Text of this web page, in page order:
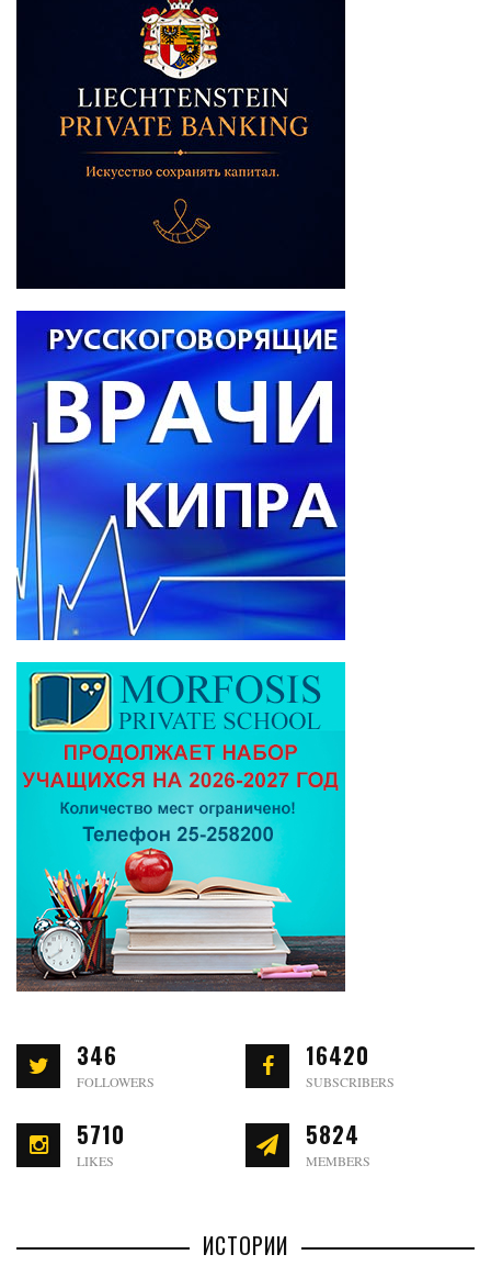
346
FOLLOWERS
16420
SUBSCRIBERS
5710
LIKES
5824
MEMBERS
ИСТОРИИ